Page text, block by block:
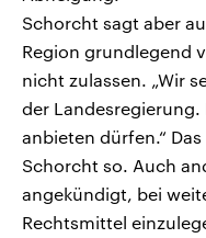
Schorcht sagt aber
Region grundlegend
nicht zulassen. „Wir
der
anbieten dürfen.“
Schorcht so. Auch
angekündigt, bei
Rechtsmittel